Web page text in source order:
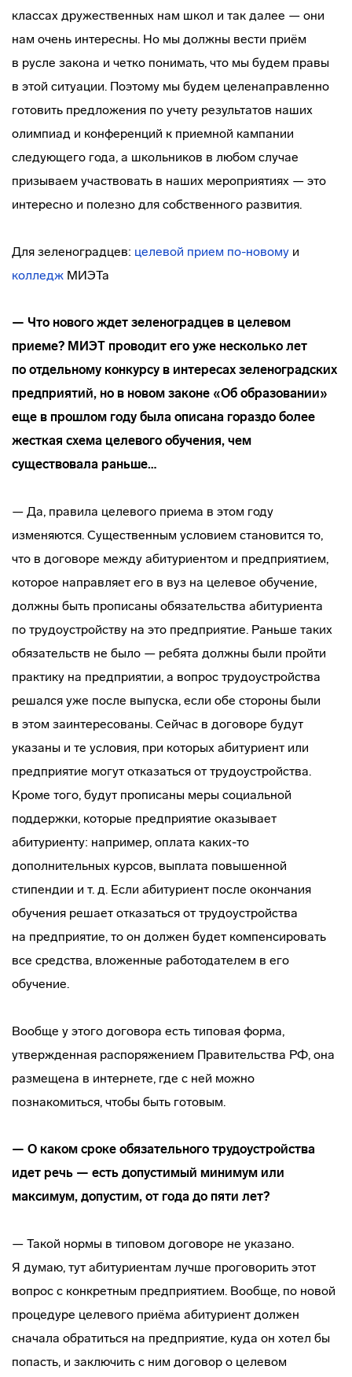
классах дружественных нам школ и так далее — они
нам очень интересны. Но мы должны вести приём
в русле закона и четко понимать, что мы будем правы
в этой ситуации. Поэтому мы будем целенаправленно
готовить предложения по учету результатов наших
олимпиад и конференций к приемной кампании
следующего года, а школьников в любом случае
призываем участвовать в наших мероприятиях — это
интересно и полезно для собственного развития.
Для зеленоградцев: целевой прием по-новому и
колледж МИЭТа
— Что нового ждет зеленоградцев в целевом
приеме? МИЭТ проводит его уже несколько лет
по отдельному конкурсу в интересах зеленоградских
предприятий, но в новом законе «Об образовании»
еще в прошлом году была описана гораздо более
жесткая схема целевого обучения, чем
существовала раньше…
— Да, правила целевого приема в этом году
изменяются. Существенным условием становится то,
что в договоре между абитуриентом и предприятием,
которое направляет его в вуз на целевое обучение,
должны быть прописаны обязательства абитуриента
по трудоустройству на это предприятие. Раньше таких
обязательств не было — ребята должны были пройти
практику на предприятии, а вопрос трудоустройства
решался уже после выпуска, если обе стороны были
в этом заинтересованы. Сейчас в договоре будут
указаны и те условия, при которых абитуриент или
предприятие могут отказаться от трудоустройства.
Кроме того, будут прописаны меры социальной
поддержки, которые предприятие оказывает
абитуриенту: например, оплата каких-то
дополнительных курсов, выплата повышенной
стипендии и т. д. Если абитуриент после окончания
обучения решает отказаться от трудоустройства
на предприятие, то он должен будет компенсировать
все средства, вложенные работодателем в его
обучение.
Вообще у этого договора есть типовая форма,
утвержденная распоряжением Правительства РФ, она
размещена в интернете, где с ней можно
познакомиться, чтобы быть готовым.
— О каком сроке обязательного трудоустройства
идет речь — есть допустимый минимум или
максимум, допустим, от года до пяти лет?
— Такой нормы в типовом договоре не указано.
Я думаю, тут абитуриентам лучше проговорить этот
вопрос с конкретным предприятием. Вообще, по новой
процедуре целевого приёма абитуриент должен
сначала обратиться на предприятие, куда он хотел бы
попасть, и заключить с ним договор о целевом